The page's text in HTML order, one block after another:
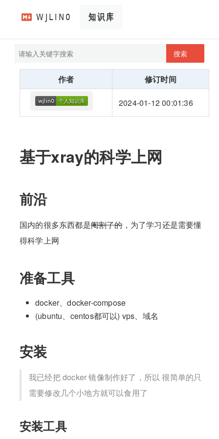
搜索
pathScan
wjlin0's blog
作者 修订时间
2024-01-12 00:01:36
基于xray的科学上网
前沿
国内的很多东西都是阉割了的，为了学习还是需要懂
得科学上网
准备工具
docker、docker-compose
(ubuntu、centos都可以) vps、域名
安装
我已经把 docker 镜像制作好了，所以 很简单的只
需要修改几个小地方就可以食用了
安装工具